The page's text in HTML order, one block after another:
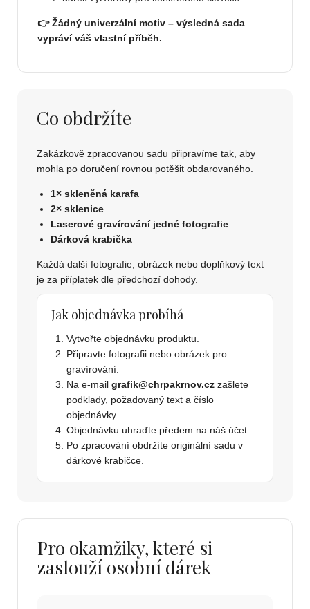
👉 Žádný univerzální motiv – výsledná sada
vypráví váš vlastní příběh.
Co obdržíte
Zakázkově zpracovanou sadu připravíme tak, aby
mohla po doručení rovnou potěšit obdarovaného.
1× skleněná karafa
2× sklenice
Laserové gravírování jedné fotografie
Dárková krabička
Každá další fotografie, obrázek nebo doplňkový text
je za příplatek dle předchozí dohody.
Jak objednávka probíhá
Vytvořte objednávku produktu.
Připravte fotografii nebo obrázek pro
gravírování.
Na e-mail grafik@chrpakrnov.cz zašlete
podklady, požadovaný text a číslo
objednávky.
Objednávku uhraďte předem na náš účet.
Po zpracování obdržíte originální sadu v
dárkové krabičce.
Pro okamžiky, které si
zaslouží osobní dárek